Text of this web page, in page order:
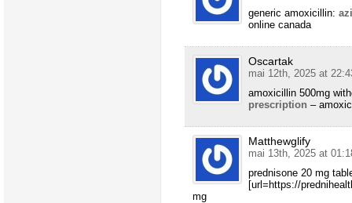
generic amoxicillin:
online canada
Oscartak
mai 12th, 2025 at
amoxicillin 500mg
prescription –
Matthewglify
mai 13th, 2025 at
prednisone 20 mg
[url=https://
mg